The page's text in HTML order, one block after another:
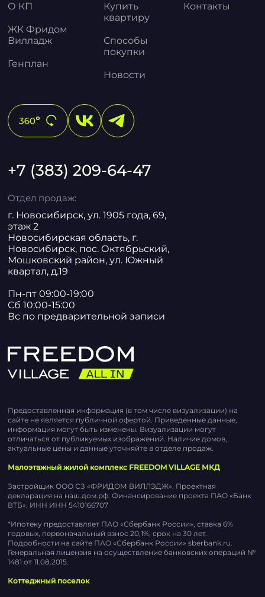
О КП
ЖК Фридом
Вилладж
Генплан
Купить
квартиру
Способы
покупки
Новости
Контакты
+7 (383) 209-64-47
Отдел продаж:
г. Новосибирск, ул. 1905 года, 69,
этаж 2
Новосибирская область, г.
Новосибирск, пос. Октябрьский,
Мошковский район, ул. Южный
квартал, д.19
Пн-пт 09:00-19:00
Сб 10:00-15:00
Вс по предварительной записи
Предоставленная информация (в том числе визуализации) на
сайте не является публичной офертой. Приведенные данные,
информация могут быть изменены. Визуализации могут
отличаться от публикуемых изображений. Наличие домов,
актуальные цены и данные уточняйте в отделе продаж.
Малоэтажный жилой комплекс FREEDOM VILLAGE МКД
Застройщик ООО СЗ «ФРИДОМ ВИЛЛЭДЖ». Проектная
декларация на наш.дом.рф. Финансирование проекта ПАО «Банк
ВТБ». ИНН ИНН 5410166707
*Ипотеку предоставляет ПАО «Сбербанк России», ставка 6%
годовых, первоначальный взнос 20,1%, срок на 30 лет.
Подробности на сайте ПАО «Сбербанк России» sberbank.ru.
Генеральная лицензия на осуществление банковских операций №
1481 от 11.08.2015.
Коттеджный поселок